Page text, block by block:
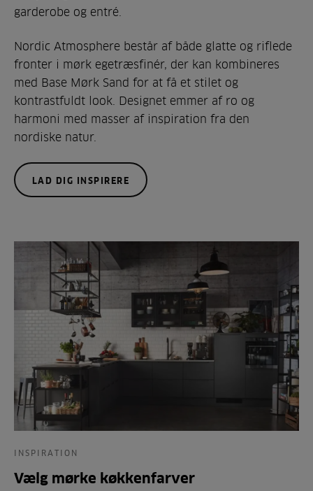
garderobe og entré.
Nordic Atmosphere består af både glatte og riflede
fronter i mørk egetræsfinér, der kan kombineres
med Base Mørk Sand for at få et stilet og
kontrastfuldt look. Designet emmer af ro og
harmoni med masser af inspiration fra den
nordiske natur.
LAD DIG INSPIRERE
INSPIRATION
Vælg mørke køkkenfarver